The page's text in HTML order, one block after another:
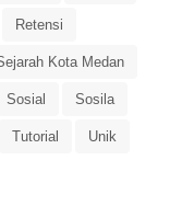
Retensi
Kota Medan
Sosial Sosila
Tutorial Unik